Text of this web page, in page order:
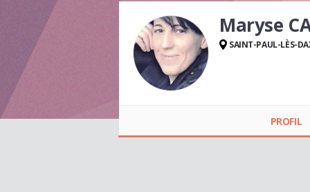
Maryse
SAINT-PAUL-LÈS-
PROFIL